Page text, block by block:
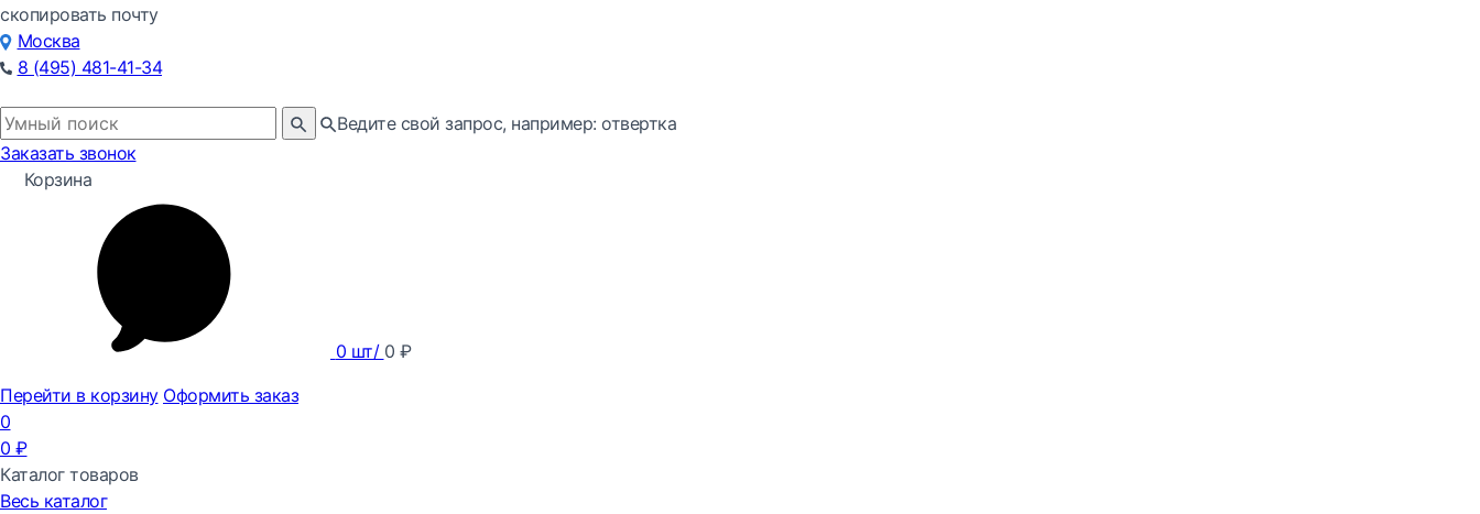
скопировать почту
Москва
8 (495) 481-41-34
Ведите свой запрос, например: отвертка
Заказать звонок
Корзина
0 шт/ 0 ₽
Перейти в корзину Оформить заказ
0
0 ₽
Каталог товаров
Весь каталог